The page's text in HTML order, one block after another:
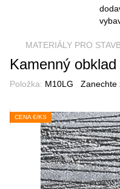
MATERIÁLY PRO
Kamenný
Položka: M10LG Zanechte
CENA €/KS